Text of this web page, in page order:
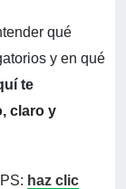
qué
y en qué
te
claro y
haz clic